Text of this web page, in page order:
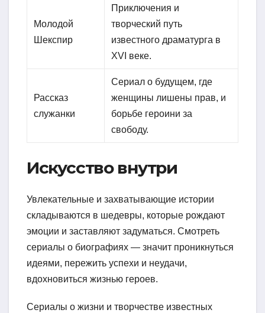
Молодой
Шекспир
Приключения и
творческий путь
известного драматурга в
XVI веке.
Рассказ
служанки
Сериал о будущем, где
женщины лишены прав, и
борьбе героини за
свободу.
Искусство внутри
Увлекательные и захватывающие истории
складываются в шедевры, которые рождают
эмоции и заставляют задуматься. Смотреть
сериалы о биографиях — значит проникнуться
идеями, пережить успехи и неудачи,
вдохновиться жизнью героев.
Сериалы о жизни и творчестве известных